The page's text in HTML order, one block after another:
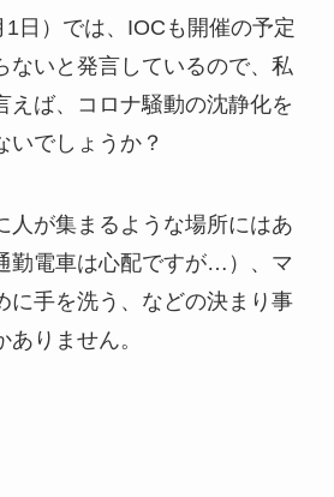
日）では、IOCも開催の予定
ないと発言しているので、私
えば、コロナ騒動の沈静化を
いでしょうか？
人が集まるような場所にはあ
勤電車は心配ですが…）、マ
に手を洗う、などの決まり事
りません。